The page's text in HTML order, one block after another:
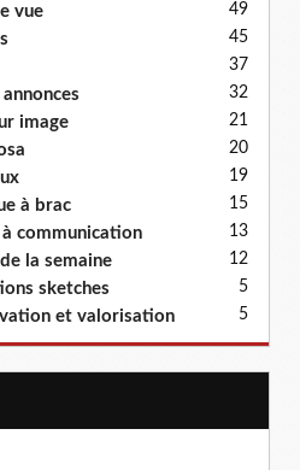
vue 49
45
37
32
image 21
20
19
à brac 15
communication 13
la semaine 12
sketches 5
et valorisation 5